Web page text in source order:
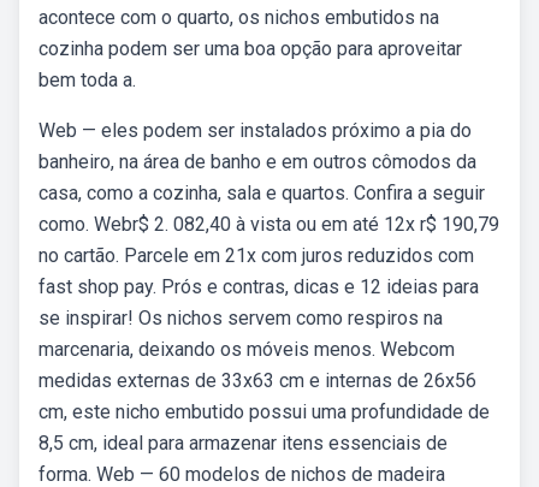
acontece com o quarto, os nichos embutidos na
cozinha podem ser uma boa opção para aproveitar
bem toda a.
Web — eles podem ser instalados próximo a pia do
banheiro, na área de banho e em outros cômodos da
casa, como a cozinha, sala e quartos. Confira a seguir
como. Webr$ 2. 082,40 à vista ou em até 12x r$ 190,79
no cartão. Parcele em 21x com juros reduzidos com
fast shop pay. Prós e contras, dicas e 12 ideias para
se inspirar! Os nichos servem como respiros na
marcenaria, deixando os móveis menos. Webcom
medidas externas de 33x63 cm e internas de 26x56
cm, este nicho embutido possui uma profundidade de
8,5 cm, ideal para armazenar itens essenciais de
forma. Web — 60 modelos de nichos de madeira